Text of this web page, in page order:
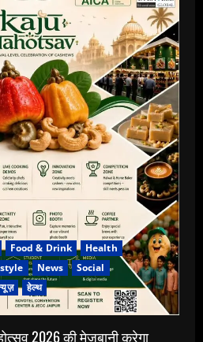
Food & Drink
Health
News
Social
हेल्थ
2026 की मेजबानी करेगा